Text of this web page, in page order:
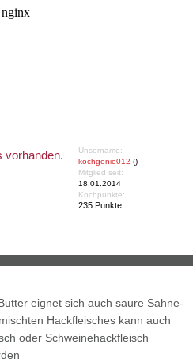
Unsername:
kochgenie012 ()
Mitglied seit:
18.01.2014
Kochpunkte:
235 Punkte
eignet sich auch saure Sahne-
Hackfleisches kann auch
oder Schweinehackfleisch